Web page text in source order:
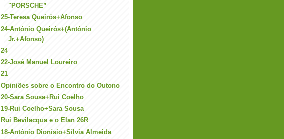
"PORSCHE”
25-Teresa Queirós+Afonso
24-António Queirós+(António
Jr.+Afonso)
24
22-José Manuel Loureiro
21
Opiniões sobre o Encontro do Outono
20-Sara Sousa+Rui Coelho
19-Rui Coelho+Sara Sousa
Rui Bevilacqua e o Elan 26R
18-António Dionísio+Sílvia Almeida